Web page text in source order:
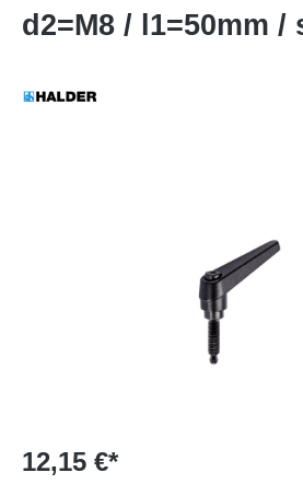
d2=M8 / l1=50mm /
12,15 €*